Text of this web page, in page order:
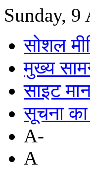
Sunday, 9
सोशल
मुख्य
साइट
सूचना
A-
A